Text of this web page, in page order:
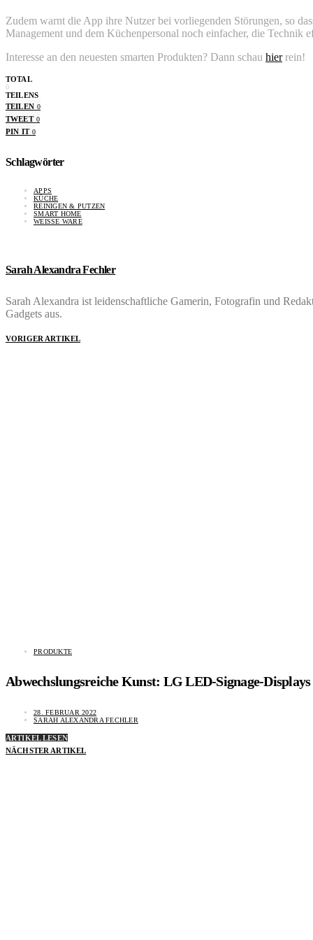
Zudem warnt die App ihre Nutzer bei vorliegenden Störungen, so
Management und dem Küchenpersonal noch einfacher, die
Interesse an den neuesten smarten Produkten? Dann schau hierrein!
TOTAL
0
TEILENS
TEILEN 0
TWEET 0
PIN IT 0
Schlagwörter
APPS
KÜCHE
REINIGEN & PUTZEN
SMART HOME
WEISSE WARE
Sarah Alexandra Fechler
Sarah Alexandra ist leidenschaftliche Gamerin, Fotografin und
Gadgets aus.
VORIGER ARTIKEL
PRODUKTE
Abwechslungsreiche Kunst: LG LED-Signage-Displays
28. FEBRUAR 2022
SARAH ALEXANDRA FECHLER
ARTIKEL LESEN
NÄCHSTER ARTIKEL